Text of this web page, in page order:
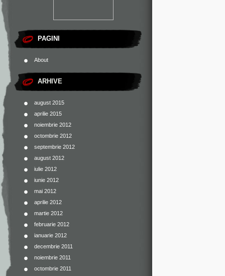
PAGINI
About
ARHIVE
august 2015
aprilie 2015
noiembrie 2012
octombrie 2012
septembrie 2012
august 2012
iulie 2012
iunie 2012
mai 2012
aprilie 2012
martie 2012
februarie 2012
ianuarie 2012
decembrie 2011
noiembrie 2011
octombrie 2011